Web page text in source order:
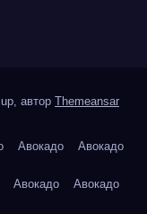
автор Themeansar
Авокадо Авокадо
Авокадо Авокадо